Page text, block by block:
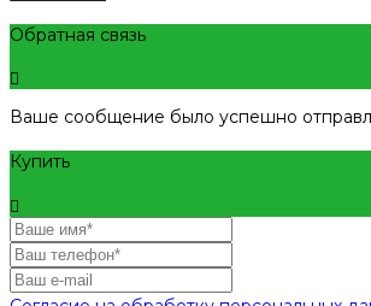
Обратная связь
Ваше сообщение было успешно
Купить